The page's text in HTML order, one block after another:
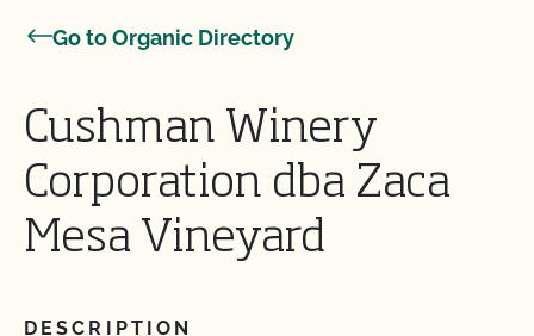
Go to Organic Directory
Cushman Winery
Corporation dba Zaca
Mesa Vineyard
DESCRIPTION